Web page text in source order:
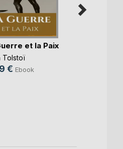
et la Paix
Tolstoï
€ Ebook